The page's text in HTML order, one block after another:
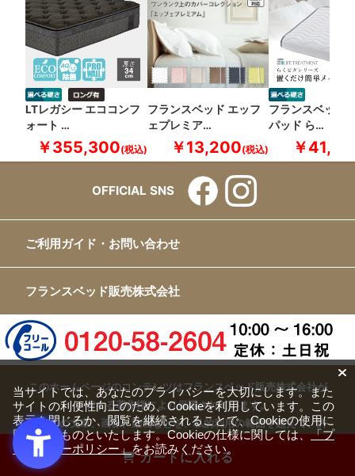
カートに入れる
LTレガシー エココンフ
ォート …
￥355,300
フランスベッド エッフ
ェプレミア…
￥13,200
フランスベッド
パッド ら…
￥
OFFICIAL SNS
ご利用ガイド・お問い合わせ
フランスベッド販売株式会社
このホームページのコンテンツはフランスベッド販売株式会社が
有する著作権により保護されています。
すべての文章、画像、動画などを、私的利用の範囲を超えて、許
可なく複製、改変、転載することは禁じられています。
Copyright(c) FRANCEBED Sales Co., ltd. All Rights Reserved.
当サイトでは、あなたのプライバシーを大切にします。また
サイトの利便性向上のため、Cookieを利用しています。この
表示を閉じるか、閲覧を継続されることで、Cookieの使用に
同意するものといたします。Cookieの仕様に関しては、「プ
ライバシーポリシー」をお読みください。